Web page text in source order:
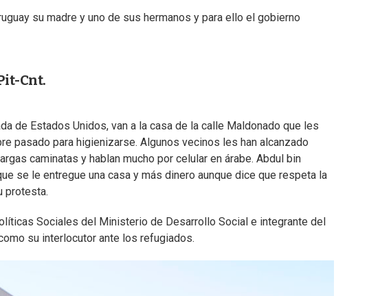
su madre y uno de sus hermanos y para ello el gobierno
Cnt.
de Estados Unidos, van a la casa de la calle Maldonado que les
pasado para higienizarse. Algunos vecinos les han alcanzado
caminatas y hablan mucho por celular en árabe. Abdul bin
se le entregue una casa y más dinero aunque dice que respeta la
protesta.
Sociales del Ministerio de Desarrollo Social e integrante del
su interlocutor ante los refugiados.